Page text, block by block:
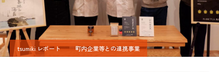
tsumiki レポート 町内企業等との連携事業